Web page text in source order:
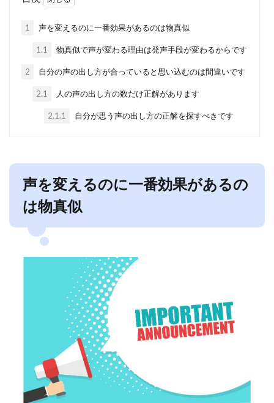
1 声を変えるのに一番効果があるのは物真似
1.1 物真似で声が変わる理由は発声手段が変わるからです
2 自分の声の出し方が合っていると思い込むのは間違いです
2.1 人の声の出し方の数だけ正解があります
2.1.1 自分が思う声の出し方の正解を探すべきです
声を変えるのに一番効果があるの
は物真似